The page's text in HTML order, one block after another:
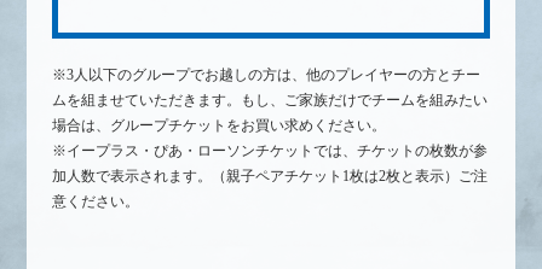
※3人以下のグループでお越しの方は、他のプレイヤーの方とチー
ムを組ませていただきます。もし、ご家族だけでチームを組みたい
場合は、グループチケットをお買い求めください。
※イープラス・ぴあ・ローソンチケットでは、チケットの枚数が参
加人数で表示されます。（親子ペアチケット1枚は2枚と表示）ご注
意ください。